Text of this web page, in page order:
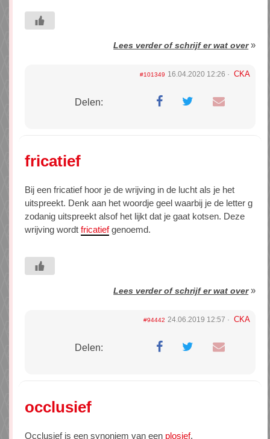
Lees verder of schrijf er wat over»
#101349 16.04.2020 12:26 CKA
Delen:
fricatief
Bij een fricatief hoor je de wrijving in de lucht als je het
uitspreekt. Denk aan het woordje geel waarbij je de letter g
zodanig uitspreekt alsof het lijkt dat je gaat kotsen. Deze
wrijving wordt fricatiefgenoemd.
Lees verder of schrijf er wat over»
#94442 24.06.2019 12:57 CKA
Delen:
occlusief
Occlusief is een synoniem van een plosief.